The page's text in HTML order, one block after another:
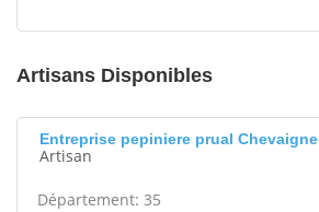
Artisans Disponibles
Entreprise pepiniere prual Chevaigne
Artisan
Département: 35